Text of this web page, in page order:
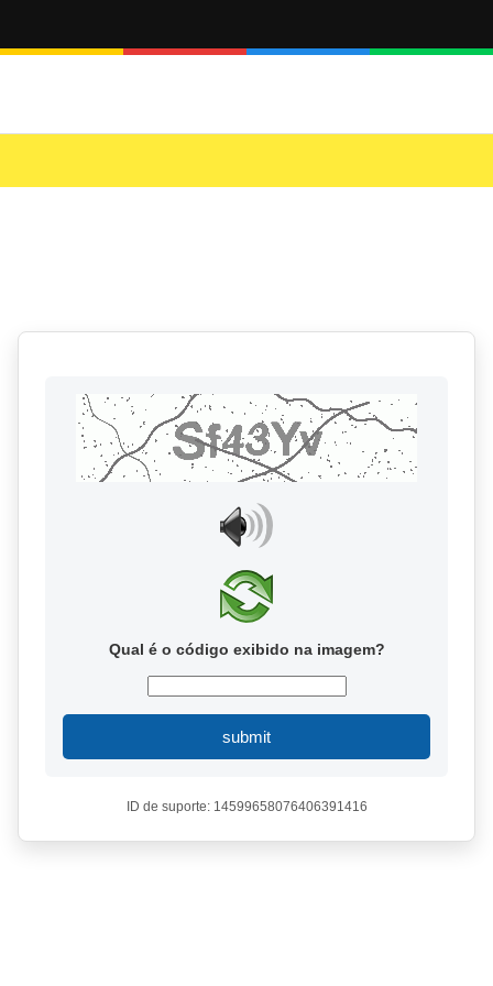
Qual é o código exibido na imagem?
submit
ID de suporte: 14599658076406391416